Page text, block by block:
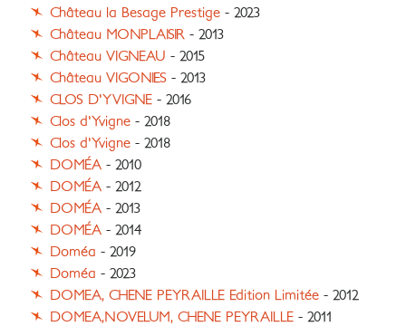
Château la Besage Prestige - 2023
Château MONPLAISIR - 2013
Château VIGNEAU - 2015
Château VIGONIES - 2013
CLOS D'YVIGNE - 2016
Clos d'Yvigne - 2018
Clos d'Yvigne - 2018
DOMÉA - 2010
DOMÉA - 2012
DOMÉA - 2013
DOMÉA - 2014
Doméa - 2019
Doméa - 2023
DOMEA, CHENE PEYRAILLE Edition Limitée - 2012
DOMEA,NOVELUM, CHENE PEYRAILLE - 2011